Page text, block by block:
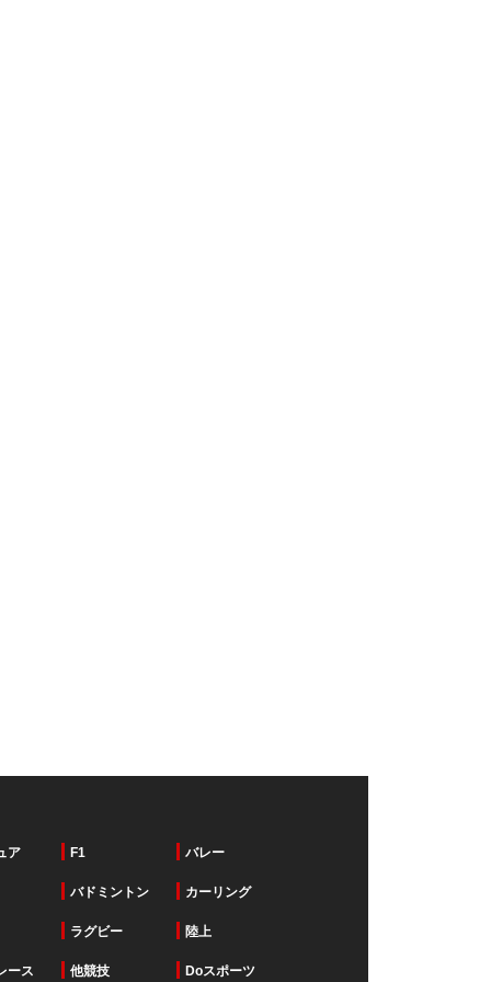
ア F1 バレー
バドミントン カーリング
ラグビー 陸上
ース 他競技 Doスポーツ